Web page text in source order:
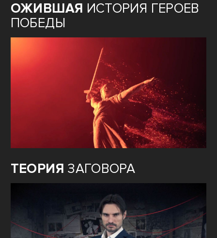
ОЖИВШАЯ ИСТОРИЯ ГЕРОЕВ
ПОБЕДЫ
ТЕОРИЯ ЗАГОВОРА